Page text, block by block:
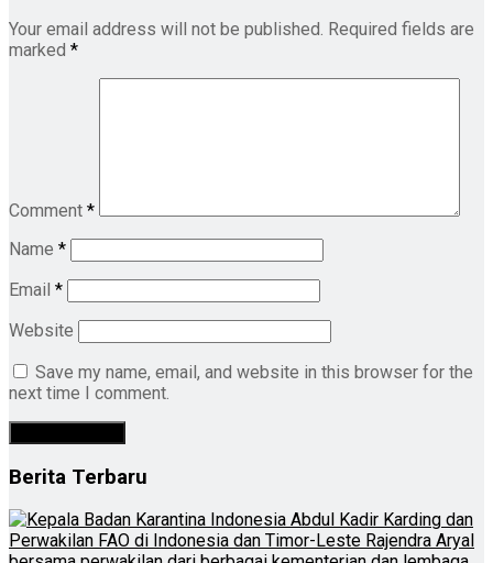
Your email address will not be published. Required fields are
marked *
Comment *
Name *
Email *
Website
Save my name, email, and website in this browser for the
next time I comment.
Berita Terbaru